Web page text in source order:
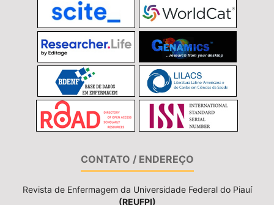
CONTATO / ENDEREÇO
Revista de Enfermagem da Universidade Federal do Piauí
(REUFPI)